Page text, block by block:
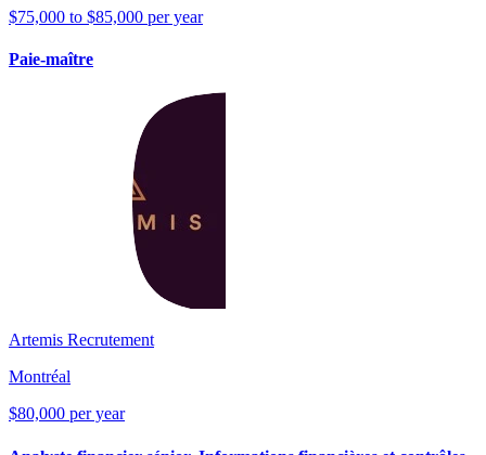
$75,000 to $85,000 per year
Paie-maître
Artemis Recrutement
Montréal
$80,000 per year